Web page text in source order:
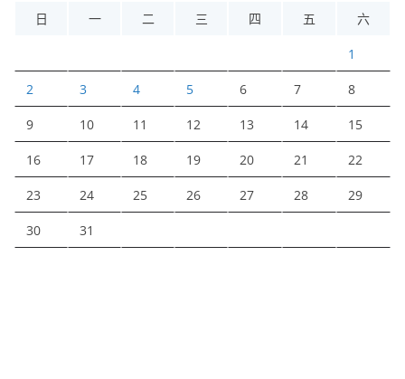
日
一 二 三 四 五 六
1
2 3 4 5 6 7 8
9 10 11 12 13 14 15
16 17 18 19 20 21 22
23 24 25 26 27 28 29
30 31